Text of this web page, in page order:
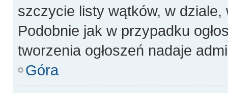
szczycie listy wątków, w
Podobnie jak w przypadku
tworzenia ogłoszeń nadaje
Góra